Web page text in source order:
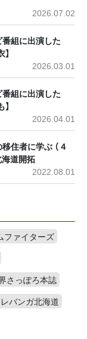
2026.07.02
組に出演した
2026.03.01
組に出演した
2026.04.01
住者に学ぶ （４
海道開拓
2022.08.01
ファイターズ
さっぽろ本誌
レバンガ北海道